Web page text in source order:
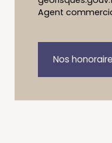
Agent
Nos